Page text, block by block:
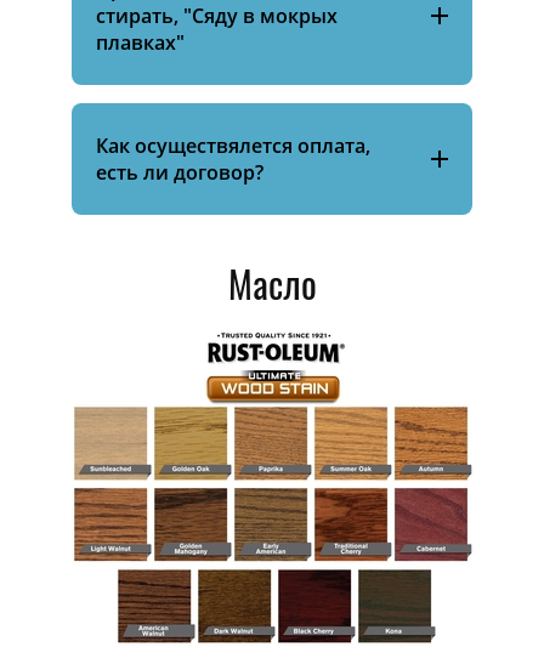
стирать, "Сяду в мокрых
плавках"
Как осуществялется оплата,
есть ли договор?
Масло